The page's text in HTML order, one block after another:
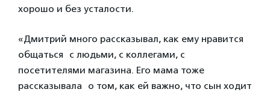
хорошо и без усталости.
«Дмитрий много рассказывал, как ему нравится
общаться с людьми, с коллегами, с
посетителями магазина. Его мама тоже
рассказывала о том, как ей важно, что сын ходит